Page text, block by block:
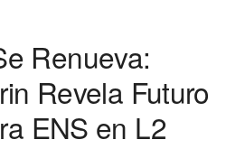
Renueva:
Revela Futuro
ENS en L2